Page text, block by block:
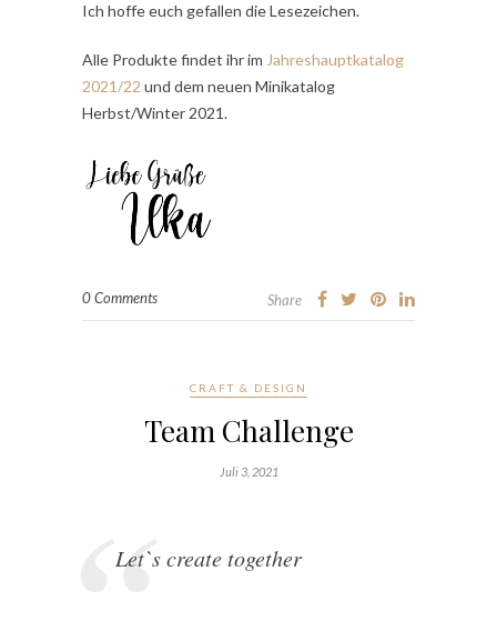
Ich hoffe euch gefallen die Lesezeichen.
Alle Produkte findet ihr im Jahreshauptkatalog
2021/22 und dem neuen Minikatalog
Herbst/Winter 2021.
0 Comments Share
CRAFT & DESIGN
Team Challenge
Juli 3, 2021
Let`s create together